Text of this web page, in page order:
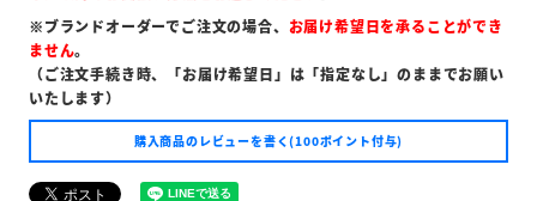
※ブランドオーダーでご注文の場合、 お届け希望日を承ることができ
ません。
（ご注文手続き時、「お届け希望日」は「指定なし」のままでお願い
いたします）
購入商品のレビューを書く(100ポイント付与)